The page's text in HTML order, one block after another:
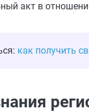
акт в
как получить